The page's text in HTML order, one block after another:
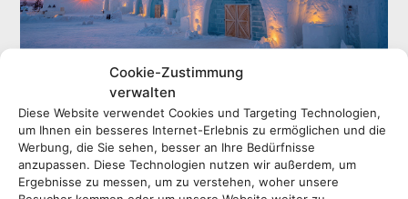
Cookie-Zustimmung
verwalten
Diese Website verwendet Cookies und Targeting Technologien,
um Ihnen ein besseres Internet-Erlebnis zu ermöglichen und die
Werbung, die Sie sehen, besser an Ihre Bedürfnisse
anzupassen. Diese Technologien nutzen wir außerdem, um
Ergebnisse zu messen, um zu verstehen, woher unsere
Jetzt ungeahnte Traumziele entdecken.
Ob märchenhafte Nächte im Eishotel unter tanzenden
Polarlichtern, luxuriöse Stunden in einer schillernden
Unterwassersuite wie im Conrad Maldives Rangali Island,